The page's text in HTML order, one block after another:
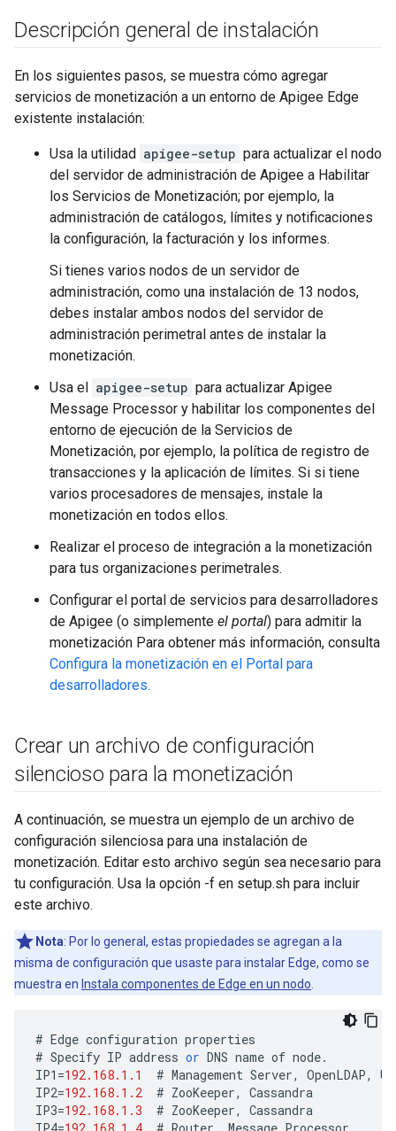
Descripción general de instalación
En los siguientes pasos, se muestra cómo agregar
servicios de monetización a un entorno de Apigee Edge
existente instalación:
Usa la utilidad apigee-setup para actualizar el nodo
del servidor de administración de Apigee a Habilitar
los Servicios de Monetización; por ejemplo, la
administración de catálogos, límites y notificaciones
la configuración, la facturación y los informes.
Si tienes varios nodos de un servidor de
administración, como una instalación de 13 nodos,
debes instalar ambos nodos del servidor de
administración perimetral antes de instalar la
monetización.
Usa el apigee-setup para actualizar Apigee
Message Processor y habilitar los componentes del
entorno de ejecución de la Servicios de
Monetización, por ejemplo, la política de registro de
transacciones y la aplicación de límites. Si si tiene
varios procesadores de mensajes, instale la
monetización en todos ellos.
Realizar el proceso de integración a la monetización
para tus organizaciones perimetrales.
Configurar el portal de servicios para desarrolladores
de Apigee (o simplemente el portal) para admitir la
monetización Para obtener más información, consulta
Configura la monetización en el Portal para
desarrolladores.
Crear un archivo de configuración
silencioso para la monetización
A continuación, se muestra un ejemplo de un archivo de
configuración silenciosa para una instalación de
monetización. Editar esto archivo según sea necesario para
tu configuración. Usa la opción -f en setup.sh para incluir
este archivo.
Nota: Por lo general, estas propiedades se agregan a la
misma de configuración que usaste para instalar Edge, como se
muestra en Instala componentes de Edge en un nodo
# Edge configuration properties
# Specify IP address or DNS name of node.
IP1 =192.168.1.1 # Management Server, OpenLDAP, UI
IP2=192.168.1.2 # ZooKeeper,
Cassandra
IP3=192.168.1.3 # ZooKeeper,
Cassandra